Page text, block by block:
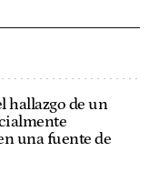
hallazgo de un
una fuente de